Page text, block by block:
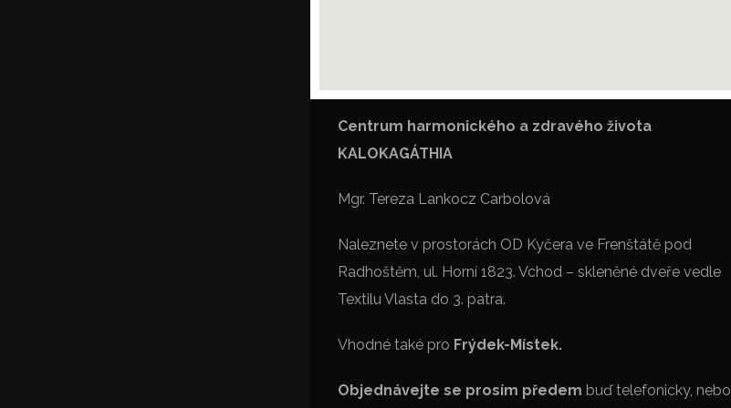
Centrum harmonického a zdravého života
KALOKAGÁTHIA
Mgr. Tereza Lankocz Carbolová
Naleznete v prostorách OD Kyčera ve Frenštátě pod
Radhoštěm, ul. Horní 1823. Vchod – skleněné dveře vedle
Textilu Vlasta do 3. patra.
Vhodné také pro Frýdek-Místek.
Objednávejte se prosím předem buď telefonicky, nebo